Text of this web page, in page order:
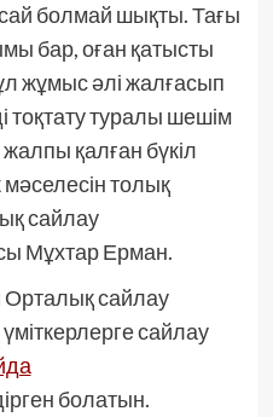
сай болмай шықты. Тағы
бар, оған қатысты
жұмыс әлі жалғасып
тоқтату туралы шешім
қалған бүкіл
мәселесін толық
сайлау
Мұхтар Ерман.
Орталық сайлау
сайлау
болатын.